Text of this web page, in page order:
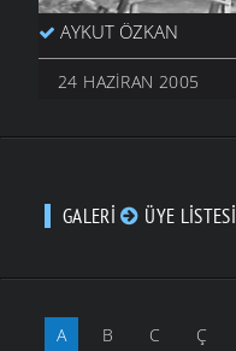
AYKUT ÖZKAN
24 HAZIRAN 2005
GALERI ÜYE LISTESI
A B C Ç